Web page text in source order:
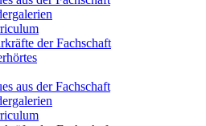
der Fachschaft
aus der Fachschaft